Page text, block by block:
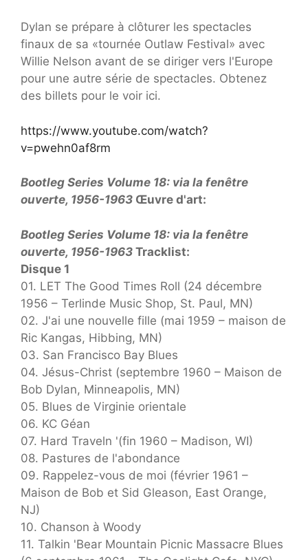
Dylan se prépare à clôturer les spectacles
finaux de sa «tournée Outlaw Festival» avec
Willie Nelson avant de se diriger vers l'Europe
pour une autre série de spectacles. Obtenez
des billets pour le voir ici.
https://www.youtube.com/watch?
v=pwehn0af8rm
Bootleg Series Volume 18: via la fenêtre
ouverte, 1956-1963 Œuvre d'art:
Bootleg Series Volume 18: via la fenêtre
ouverte, 1956-1963 Tracklist:
Disque 1
01. LET The Good Times Roll (24 décembre
1956 – Terlinde Music Shop, St. Paul, MN)
02. J'ai une nouvelle fille (mai 1959 – maison de
Ric Kangas, Hibbing, MN)
03. San Francisco Bay Blues
04. Jésus-Christ (septembre 1960 – Maison de
Bob Dylan, Minneapolis, MN)
05. Blues de Virginie orientale
06. KC Géan
07. Hard Traveln '(fin 1960 – Madison, WI)
08. Pastures de l'abondance
09. Rappelez-vous de moi (février 1961 –
Maison de Bob et Sid Gleason, East Orange,
NJ)
10. Chanson à Woody
11. Talkin 'Bear Mountain Picnic Massacre Blues